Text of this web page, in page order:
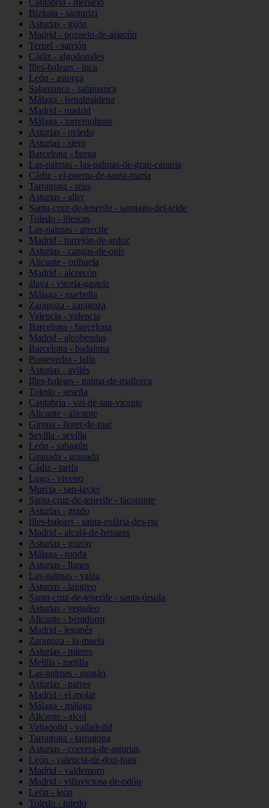
Cantabria - meruelo
Bizkaia - santurtzi
Asturias - gijón
Madrid - pozuelo-de-alarcón
Teruel - sarrión
Cádiz - algodonales
Illes-balears - inca
León - astorga
Salamanca - salamanca
Málaga - benalmádena
Madrid - madrid
Málaga - torremolinos
Asturias - oviedo
Asturias - siero
Barcelona - berga
Las-palmas - las-palmas-de-gran-canaria
Cádiz - el-puerto-de-santa-maría
Tarragona - reus
Asturias - aller
Santa-cruz-de-tenerife - santiago-del-teide
Toledo - illescas
Las-palmas - arrecife
Madrid - torrejón-de-ardoz
Asturias - cangas-de-onís
Alicante - orihuela
Madrid - alcorcón
álava - vitoria-gasteiz
Málaga - marbella
Zaragoza - zaragoza
Valencia - valencia
Barcelona - barcelona
Madrid - alcobendas
Barcelona - badalona
Pontevedra - lalín
Asturias - avilés
Illes-balears - palma-de-mallorca
Toledo - seseña
Cantabria - val-de-san-vicente
Alicante - alicante
Girona - lloret-de-mar
Sevilla - sevilla
León - sahagún
Granada - granada
Cádiz - tarifa
Lugo - viveiro
Murcia - san-javier
Santa-cruz-de-tenerife - tacoronte
Asturias - grado
Illes-balears - santa-eulària-des-riu
Madrid - alcalá-de-henares
Asturias - gozón
Málaga - ronda
Asturias - llanes
Las-palmas - yaiza
Asturias - langreo
Santa-cruz-de-tenerife - santa-úrsula
Asturias - vegadeo
Alicante - benidorm
Madrid - leganés
Zaragoza - la-muela
Asturias - mieres
Melilla - melilla
Las-palmas - mogán
Asturias - parres
Madrid - el-molar
Málaga - málaga
Alicante - alcoi
Valladolid - valladolid
Tarragona - tarragona
Asturias - corvera-de-asturias
León - valencia-de-don-juan
Madrid - valdemoro
Madrid - villaviciosa-de-odón
León - león
Toledo - toledo